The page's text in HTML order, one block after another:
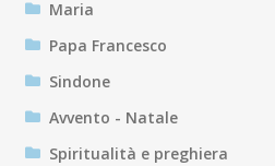
Maria
Papa Francesco
Sindone
Avvento - Natale
Spiritualità e preghiera